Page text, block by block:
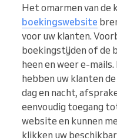
Het omarmen van de
boekingswebsite
voor uw klanten.
boekingstijden of de
heen en weer e-
hebben uw klanten
dag en nacht,
eenvoudig toegang
website en kunnen
klikken uw